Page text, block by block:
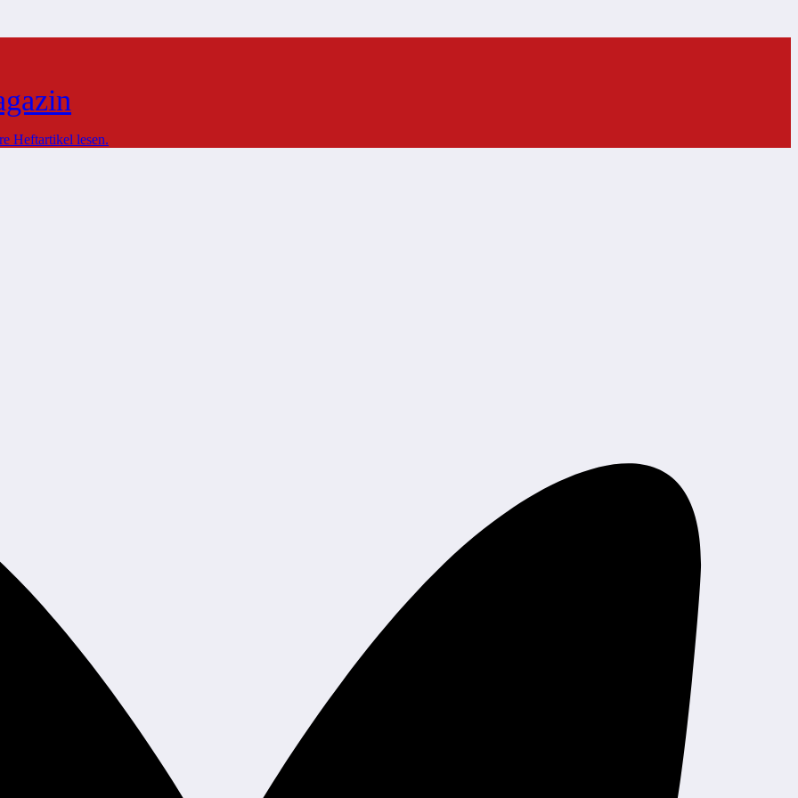
Heftartikel lesen.